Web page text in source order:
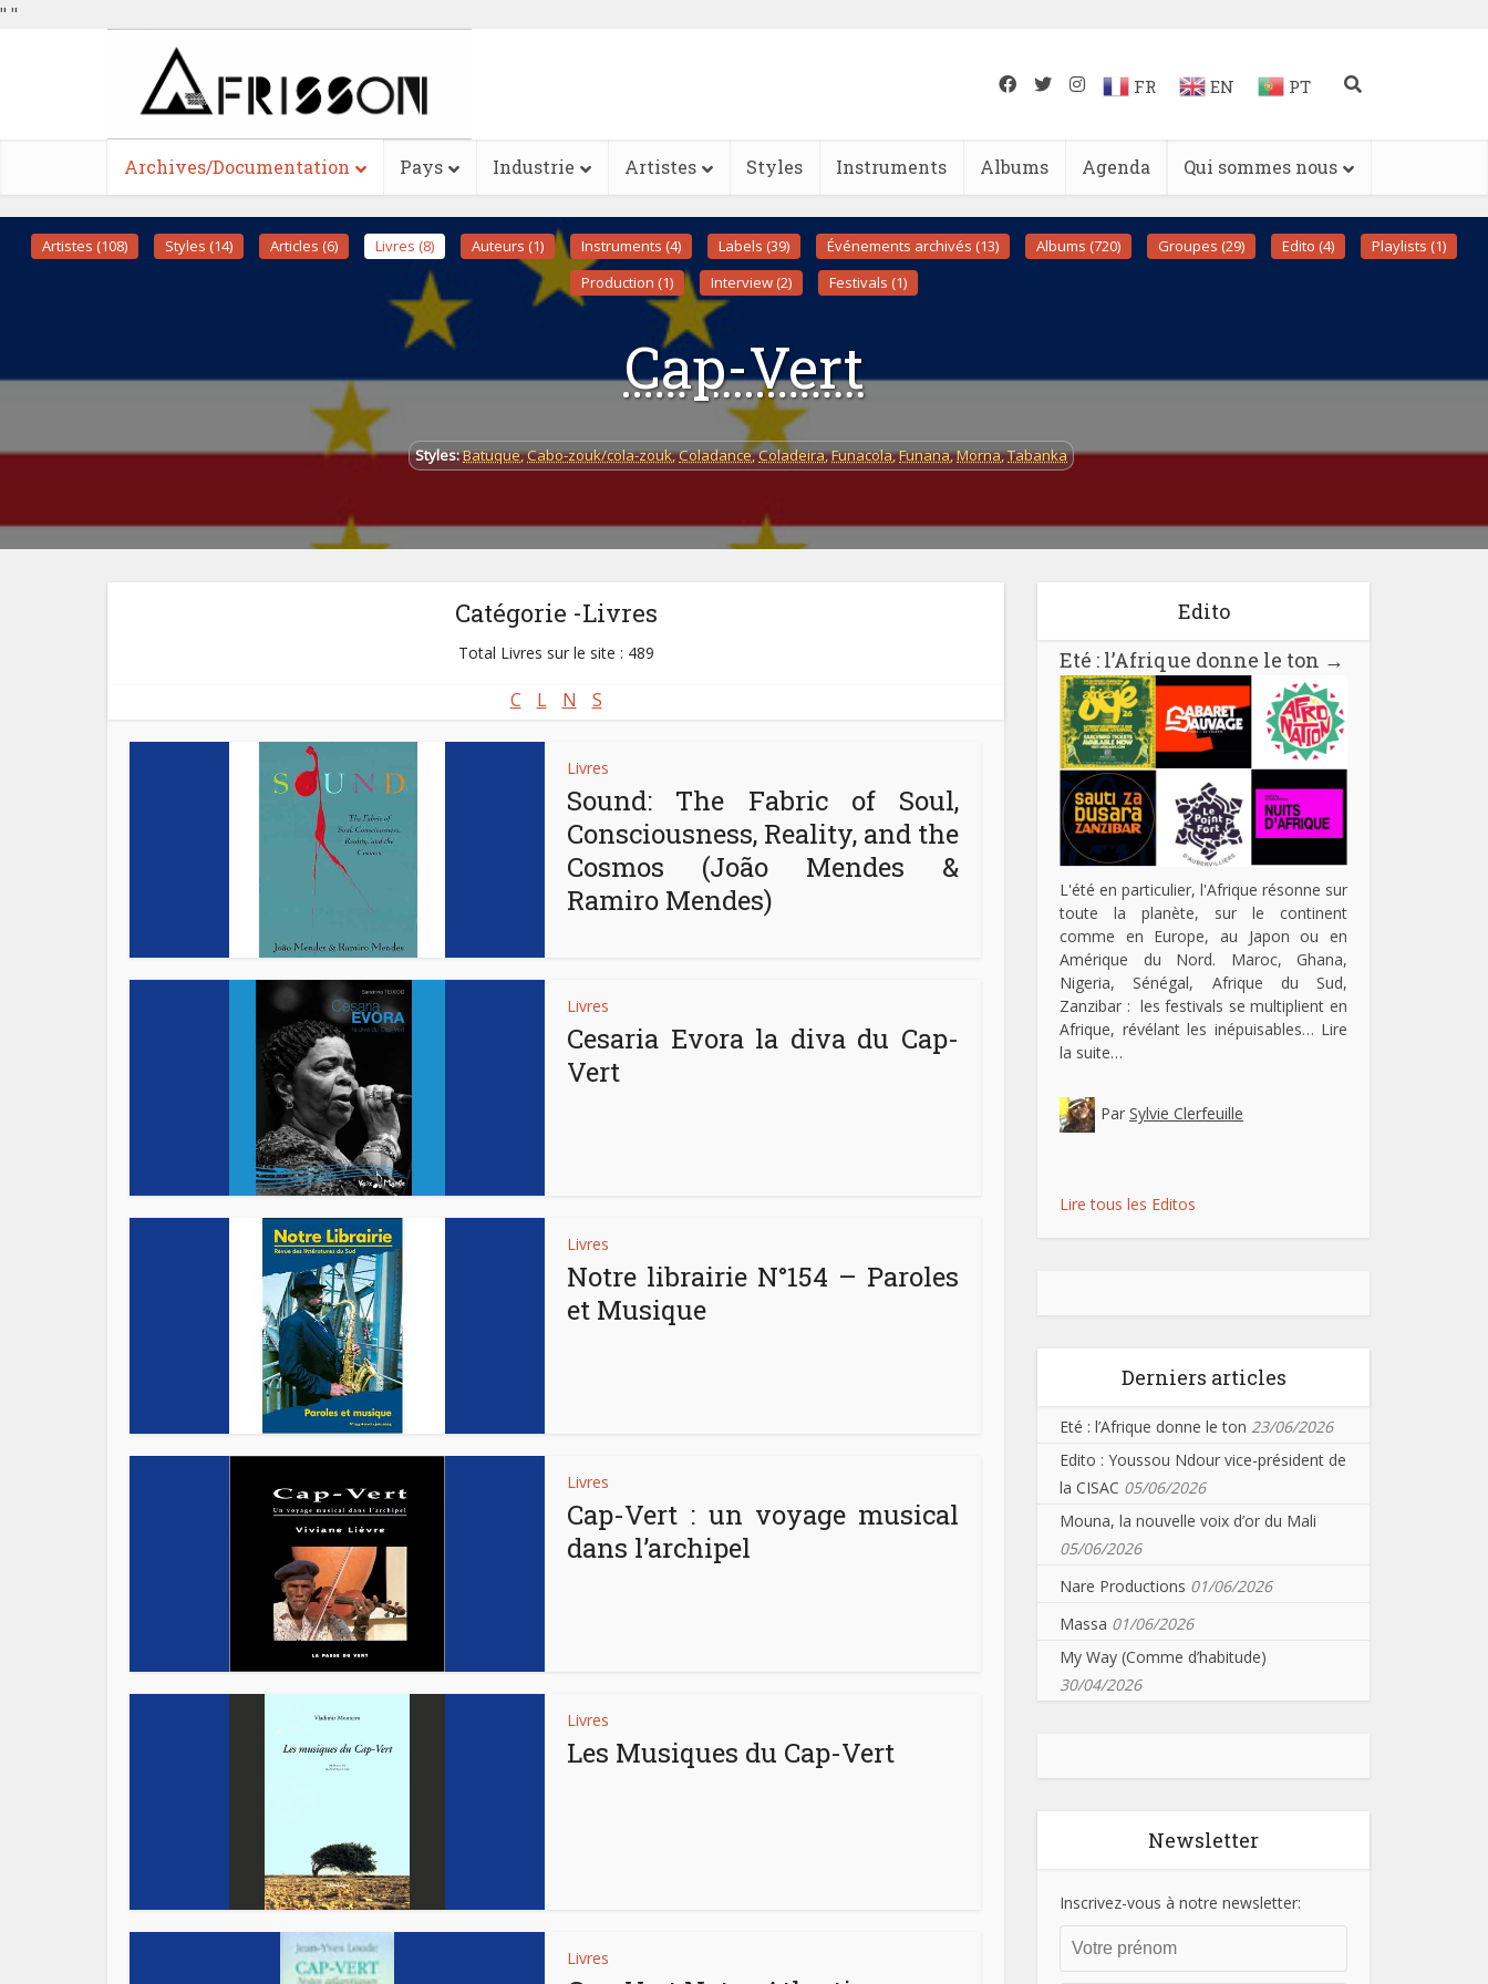
" "
FR EN PT
Archives/Documentation Pays Industrie Artistes Styles Instruments Albums Agenda Qui sommes nous
Artistes (108) Styles (14) Articles (6) Livres (8) Auteurs (1) Instruments (4) Labels (39) Événements archivés (13) Albums (720) Groupes (29) Edito (4)
Playlists (1)
Production (1)
Interview (2) Festivals (1)
Cap-Vert
Styles:Batuque,Cabo-zouk/cola-zouk,Coladance,Coladeira,Funacola,Funana,Morna,Tabanka
Catégorie -Livres
Total Livres sur le site : 489
C L N S
Livres
Sound: The Fabric of Soul,
Consciousness, Reality, and the
Cosmos (João Mendes &
Ramiro Mendes)
Livres
Cesaria Evora la diva du Cap-
Vert
Livres
Notre librairie N°154 – Paroles
et Musique
Livres
Cap-Vert : un voyage musical
dans l’archipel
Livres
Les Musiques du Cap-Vert
Livres
Edito
Eté : l’Afrique donne le ton →
L'été en particulier, l'Afrique résonne sur
toute la planète, sur le continent
comme en Europe, au Japon ou en
Amérique du Nord. Maroc, Ghana,
Nigeria, Sénégal, Afrique du Sud,
Zanzibar : les festivals se multiplient en
Afrique, révélant les inépuisables… Lire
la suite…
Par Sylvie Clerfeuille
Lire tous les Editos
Derniers articles
Eté : l’Afrique donne le ton 23/06/2026
Edito : Youssou Ndour vice-président de
la CISAC 05/06/2026
Mouna, la nouvelle voix d’or du Mali
05/06/2026
Nare Productions 01/06/2026
Massa 01/06/2026
My Way (Comme d’habitude)
30/04/2026
Newsletter
Inscrivez-vous à notre newsletter: